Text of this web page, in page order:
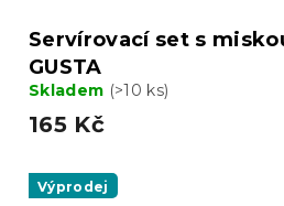
Servírovací set s
GUSTA
Skladem (>10 ks)
165 Kč
Výprodej